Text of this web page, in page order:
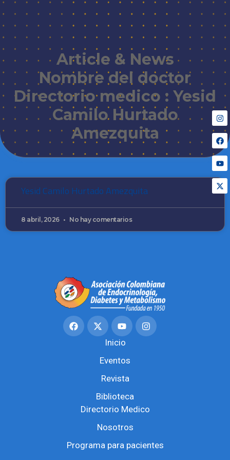
Article & News
Nombre del doctor
Directorio medico : Yesid
Camilo Hurtado
Amezquita
Yesid Camilo Hurtado Amezquita
8 abril, 2026 No hay comentarios
Inicio
Eventos
Revista
Biblioteca
Directorio Medico
Nosotros
Programa para pacientes